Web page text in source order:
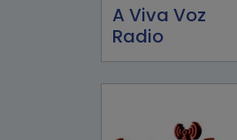
A Viva Voz
Radio